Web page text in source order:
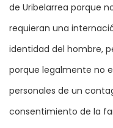
de Uribelarrea porque
requieran una
identidad del hombre,
porque legalmente no
personales de un
consentimiento de la